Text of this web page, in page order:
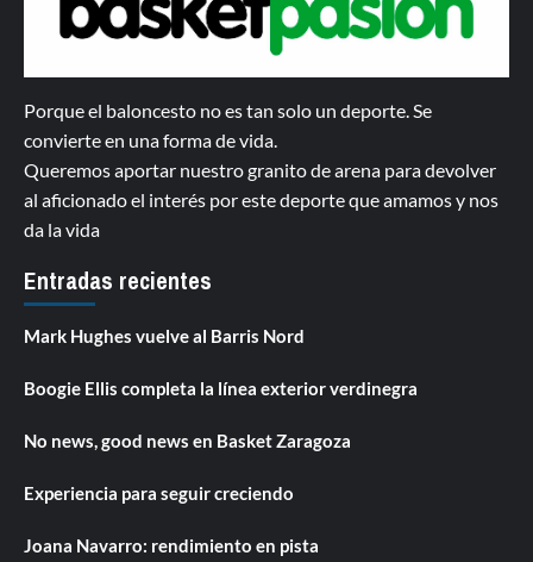
Porque el baloncesto no es tan solo un deporte. Se
convierte en una forma de vida.
Queremos aportar nuestro granito de arena para devolver
al aficionado el interés por este deporte que amamos y nos
da la vida
Entradas recientes
Mark Hughes vuelve al Barris Nord
Boogie Ellis completa la línea exterior verdinegra
No news, good news en Basket Zaragoza
Experiencia para seguir creciendo
Joana Navarro: rendimiento en pista